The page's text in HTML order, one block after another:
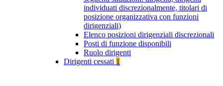
individuati discrezionalmente, titolari di
posizione organizzativa con funzioni
dirigenziali)
Elenco posizioni dirigenziali discrezionali
Posti di funzione disponibili
Ruolo dirigenti
Dirigenti cessati 1